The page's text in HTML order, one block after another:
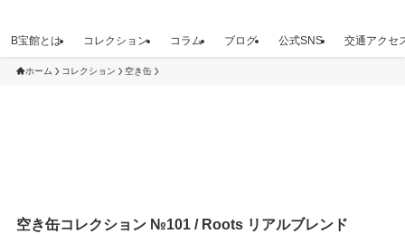
B宝館とは コレクション コラム ブログ 公式SNS 交通アクセ
ホーム コレクション 空き缶
空き缶コレクション №101 / Roots リアルブレンド